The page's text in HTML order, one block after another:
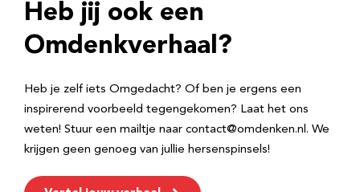
r
e
Heb jij ook een
Omdenkverhaal?
Heb je zelf iets Omgedacht? Of ben je ergens een
inspirerend voorbeeld tegengekomen? Laat het ons
weten! Stuur een mailtje naar contact@omdenken.nl. We
krijgen geen genoeg van jullie hersenspinsels!